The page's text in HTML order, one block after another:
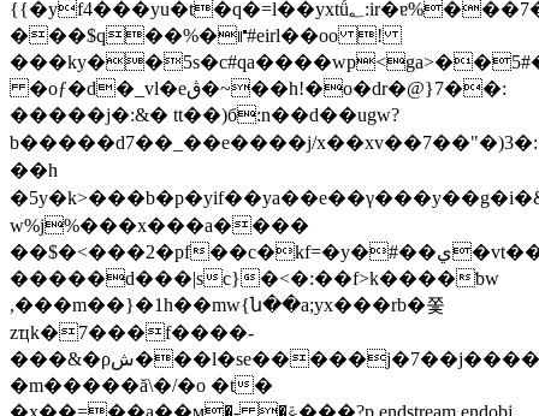
{{�yf4���yu�t�q�=l��yxtǘ؂:ir�ɐ%���7�χ؀������x�!
���$q��%�⑈#eirl��oo !
�oƒ�d�_vl�eڨ�~��h!�o�dr�@}7��:
�����j�:&� tt��)б:n��d��ugw?
b�����d7��_��e����j/x��xv��7��"�)3�
��h
�5y�k>���b�p�yif��ya��
w%j%���x���a����
��$�<���2�pf��c�kf=�y�#��ي�vt����ds����2���fv� aզ}5j�᤾��6�� mڍ�7%����5<��8<�x�>����cu?
�����d���|sc}�<�:��f>k����ƅw
,���m��}�1h��mw{ն��a;yx���rb�쫓
zҵk�7���f����-
���&�ρش���l�ѕe�����j�7��j������)�ht
�m�����ă\�/�o �t�
�x��=��a��м�- �ݝ���?p endstream endobj